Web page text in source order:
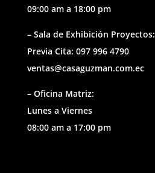
09:00 am a 18:00 pm
– Sala de Exhibición Proyectos:
Previa Cita: 097 996 4790
ventas@casaguzman.com.ec
– Oficina Matriz:
Lunes a Viernes
08:00 am a 17:00 pm